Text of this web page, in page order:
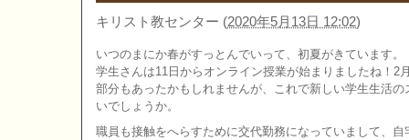
キリスト教センター (2020年5月13日 12:02)
いつのまにか春がすっとんでいって、初夏がきています。
学生さんは11日からオンライン授業が始まりましたね！2
部分もあったかもしれませんが、これで新しい学生生活
いでしょうか。
職員も接触をへらすために交代勤務になっていまして、